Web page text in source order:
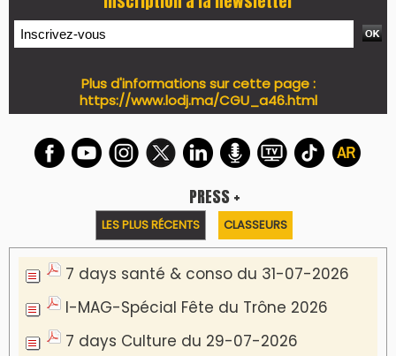
7 days Auto-Moto du 27-07-2026
PODCAST +
LES PLUS RÉCENTS CLASSEURS
Podcast I-Week-N°137 du 26-07-2026
Podcast Eco-Business du 20-07-2026
Podcast IA-MAG-07 du 22-07-2026
Podcast I-Week N°136-19-07-2026
Podcast I-débats N31 du 18-07-2026